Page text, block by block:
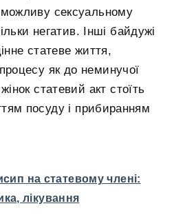
можливу сексуальному
негатив. Інші байдужі
статеве життя,
як до неминучої
статевий акт стоїть
посуду і прибиранням
на статевому члені:
лікування